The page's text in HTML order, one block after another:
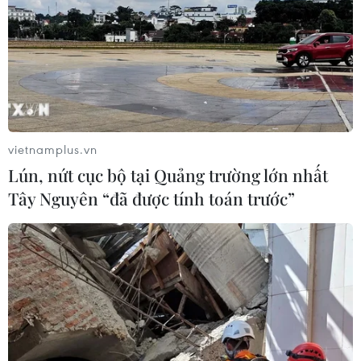
Lễ hội Văn hóa, Du lịch Mường Lò
năm 2026 sẽ diễn ra từ ngày 25/9 đến
2/10
04/08/2026 14:37
Ninh Bình được đề cử hạng mục
Điểm đến mới nổi hàng đầu châu Á
2026
04/08/2026 09:14
Trung tâm Gốm Bát
Tràng vào danh sách 26 công trình
kiến trúc đẹp nhất thế giới
vietnamplus.vn
Lún, nứt cục bộ tại Quảng trường lớn nhất
Tây Nguyên “đã được tính toán trước”